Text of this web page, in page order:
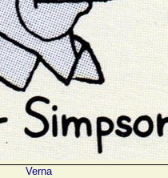
Verna